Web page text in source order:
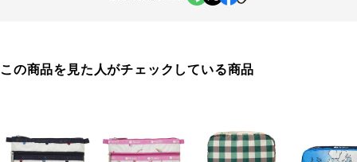
この商品を見た人がチェックしている商品